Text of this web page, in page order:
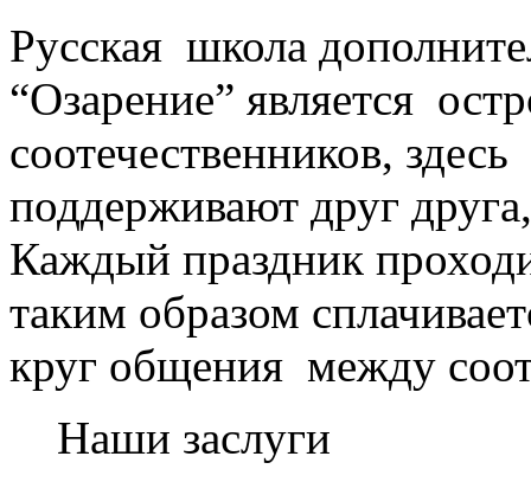
Русская школа
“Озарение” является
соотечественников,
поддерживают друг
Каждый праздник
таким образом
круг общения между
Наши заслуги